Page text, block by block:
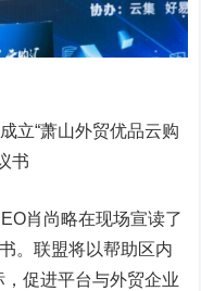
“萧山外贸优品云购
书
肖尚略在现场宣读了
。联盟将以帮助区内
促进平台与外贸企业